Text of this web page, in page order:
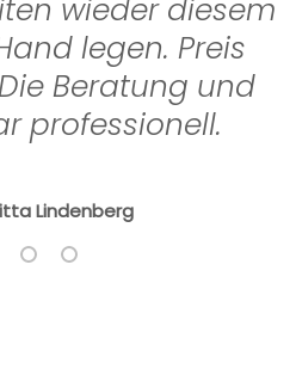
wieder diesem
legen. Preis
Beratung und
professionell.
Lindenberg
laden 1 von 3
Folie laden 2 von 3
Folie laden 3 von 3